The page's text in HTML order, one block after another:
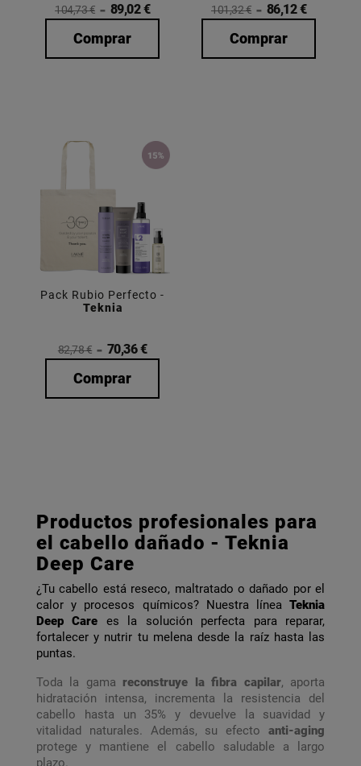
104,73 € 89,02 €
Comprar
101,32 € 86,12 €
Comprar
Pack Rubio Perfecto -
Teknia
82,78 € 70,36 €
Comprar
Productos profesionales para
el cabello dañado - Teknia
Deep Care
¿Tu cabello está reseco, maltratado o dañado por el
calor y procesos químicos? Nuestra línea Teknia
Deep Care es la solución perfecta para reparar,
fortalecer y nutrir tu melena desde la raíz hasta las
puntas.
Toda la gama reconstruye la fibra capilar, aporta
hidratación intensa, incrementa la resistencia del
cabello hasta un 35% y devuelve la suavidad y
vitalidad naturales. Además, su efecto anti-aging
protege y mantiene el cabello saludable a largo
plazo.